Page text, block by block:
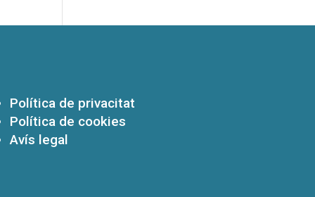
Política de privacitat
Política de cookies
Avís legal